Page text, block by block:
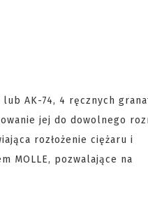
AK-74, 4 ręcznych
jej do dowolnego
rozłożenie ciężaru i
MOLLE, pozwalające na